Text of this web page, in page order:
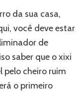
da sua casa,
você deve estar
de
saber que o xixi
pelo cheiro ruim
o primeiro